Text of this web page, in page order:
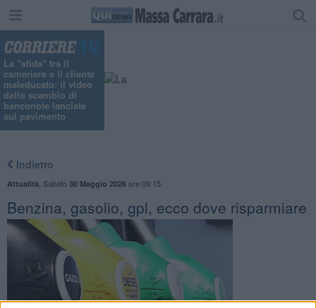
La "sfida" tra il
cameriere e il cliente
maleducato: il video
dello scambio di
banconote lanciate
sul pavimento
Indietro
Attualità Sabato 30 Maggio 2026ore 09:15
Benzina, gasolio, gpl, ecco dove risparmiare